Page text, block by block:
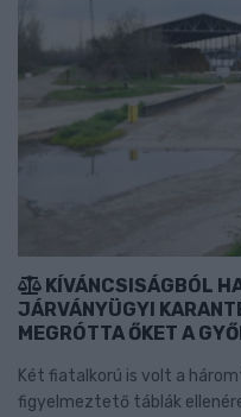
KÍVÁNCSISÁGBÓL
JÁRVÁNYÜGYI
MEGRÓTTA ŐKET A
Két fiatalkorú is volt a
figyelmeztető táblák